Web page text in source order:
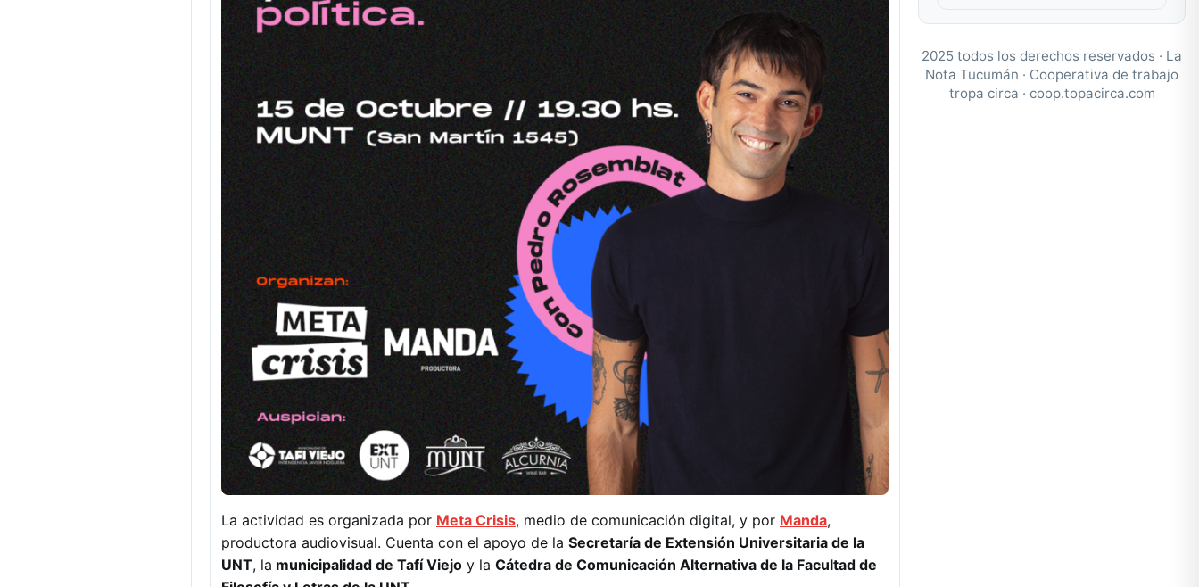
La actividad es organizada por Meta Crisis, medio de comunicación digital, y por Manda,
productora audiovisual. Cuenta con el apoyo de la Secretaría de Extensión Universitaria de la
UNT, la municipalidad de Tafí Viejo y la Cátedra de Comunicación Alternativa de la Facultad de
2025 todos los derechos reservados · La
Nota Tucumán · Cooperativa de trabajo
tropa circa · coop.topacirca.com